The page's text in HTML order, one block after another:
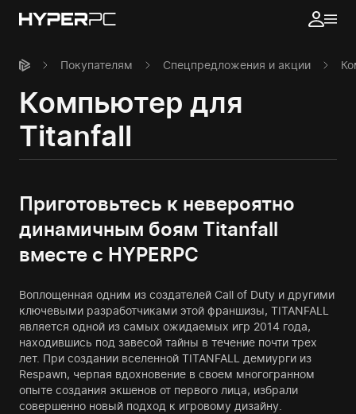
Покупателям Спецпредложения и акции
Компьютер для
Titanfall
Приготовьтесь к невероятно
динамичным боям Titanfall
вместе с HYPERPC
Воплощенная одним из создателей Call of Duty и другими
ключевыми разработчиками этой франшизы, TITANFALL
является одной из самых ожидаемых игр 2014 года,
находившись под завесой тайны в течение почти трех
лет. При создании вселенной TITANFALL демиурги из
Respawn, черпая вдохновение в своем многогранном
опыте создания экшенов от первого лица, избрали
совершенно новый подход к игровому дизайну.